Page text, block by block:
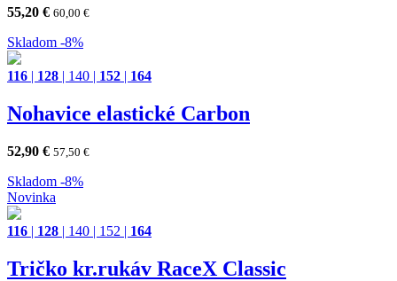
55,20 € 60,00 €
Skladom -8%
116 | 128 | 140 | 152 | 164
Nohavice elastické Carbon
52,90 € 57,50 €
Skladom -8%
Novinka
116 | 128 | 140 | 152 | 164
Tričko kr.rukáv RaceX Classic